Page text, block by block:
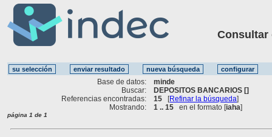
Consultar
Base de datos:
minde
Buscar:
DEPOSITOS BANCARIOS []
Referencias encontradas:
15 [Refinar la búsqueda]
Mostrando:
1 .. 15 en el formato [iaha]
página 1 de 1